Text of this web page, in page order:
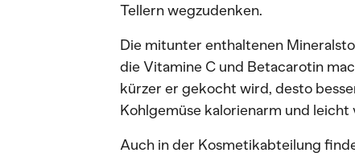
Tellern wegzudenken.
Die mitunter enthaltenen
die Vitamine C und Betacarotin
kürzer er gekocht wird, desto
Kohlgemüse kalorienarm und leicht
Auch in der Kosmetikabteilung